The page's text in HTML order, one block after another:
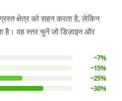
क्षेत्र को सहन करता है, लेकिन
है। वह स्तर चुनें जो डिज़ाइन और
~7%
~15%
~25%
~30%